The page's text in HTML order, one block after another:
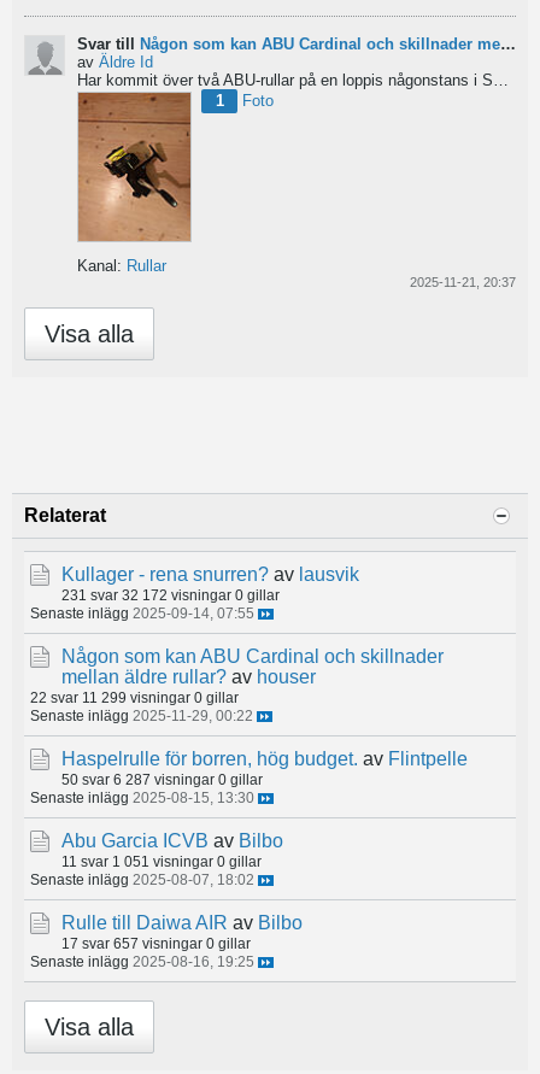
Svar till Någon som kan ABU Cardinal och skillnader mellan äldre rullar?
av Äldre Id
1
Foto
Kanal: Rullar
2025-11-21, 20:37
Visa alla
Relaterat
Kullager - rena snurren? av lausvik
231 svar 32 172 visningar 0 gillar
Senaste inlägg 2025-09-14, 07:55
Någon som kan ABU Cardinal och skillnader
mellan äldre rullar? av houser
22 svar 11 299 visningar 0 gillar
Senaste inlägg 2025-11-29, 00:22
Haspelrulle för borren, hög budget. av Flintpelle
50 svar 6 287 visningar 0 gillar
Senaste inlägg 2025-08-15, 13:30
Abu Garcia ICVB av Bilbo
11 svar 1 051 visningar 0 gillar
Senaste inlägg 2025-08-07, 18:02
Rulle till Daiwa AIR av Bilbo
17 svar 657 visningar 0 gillar
Senaste inlägg 2025-08-16, 19:25
Visa alla